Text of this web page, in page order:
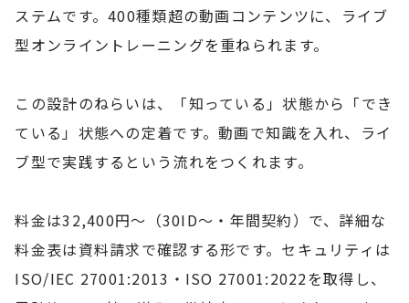
ステムです。400種類超の動画コンテンツに、ライブ
型オンライントレーニングを重ねられます。
この設計のねらいは、「知っている」状態から「でき
ている」状態への定着です。動画で知識を入れ、ライ
ブ型で実践するという流れをつくれます。
料金は32,400円〜（30ID〜・年間契約）で、詳細な
料金表は資料請求で確認する形です。セキュリティは
ISO/IEC 27001:2013・ISO 27001:2022を取得し、